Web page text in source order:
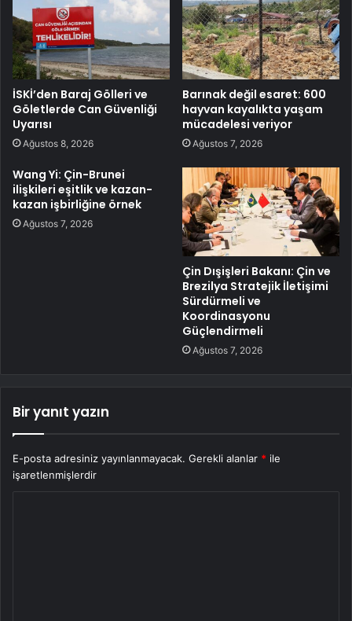
İSKİ’den Baraj Gölleri ve
Göletlerde Can Güvenliği
Uyarısı
Ağustos 8, 2026
Barınak değil esaret: 600
hayvan kayalıkta yaşam
mücadelesi veriyor
Ağustos 7, 2026
Wang Yi: Çin-Brunei
ilişkileri eşitlik ve kazan-
kazan işbirliğine örnek
Ağustos 7, 2026
Çin Dışişleri Bakanı: Çin ve
Brezilya Stratejik İletişimi
Sürdürmeli ve
Koordinasyonu
Güçlendirmeli
Ağustos 7, 2026
Bir yanıt yazın
E-posta adresiniz yayınlanmayacak. Gerekli alanlar * ile
işaretlenmişlerdir